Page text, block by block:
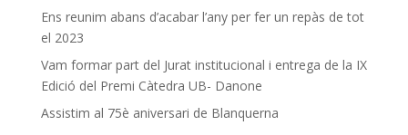
Ens reunim abans d’acabar l’any per fer un repàs de tot
el 2023
Vam formar part del Jurat institucional i entrega de la IX
Edició del Premi Càtedra UB- Danone
Assistim al 75è aniversari de Blanquerna